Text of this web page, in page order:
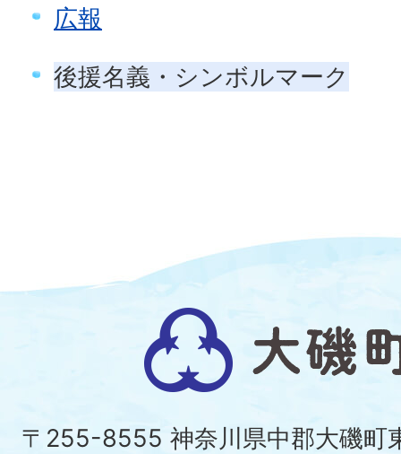
広報
後援名義・シンボルマーク
大
磯
町
〒255-8555 神奈川県中郡大磯